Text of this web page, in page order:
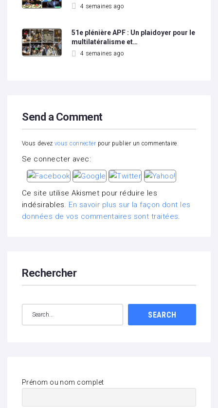
4 semaines ago
51e plénière APF : Un plaidoyer pour le
multilatéralisme et…
4 semaines ago
Send a Comment
Vous devez vous connecter pour publier un commentaire.
Se connecter avec:
Ce site utilise Akismet pour réduire les
indésirables. En savoir plus sur la façon dont les
données de vos commentaires sont traitées.
Rechercher
SEARCH
Prénom ou nom complet